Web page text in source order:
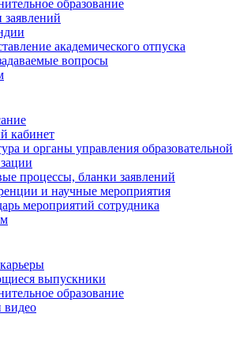
образование
заявлений
академического отпуска
вопросы
кабинет
и органы управления образовательной
процессы, бланки заявлений
и научные мероприятия
мероприятий сотрудника
выпускники
образование
видео